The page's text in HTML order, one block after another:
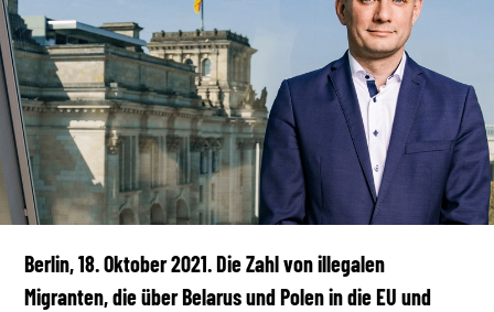
STELLENPORTAL
MEDIATHEK
Berlin, 18. Oktober 2021. Die Zahl von illegalen
Migranten, die über Belarus und Polen in die EU und